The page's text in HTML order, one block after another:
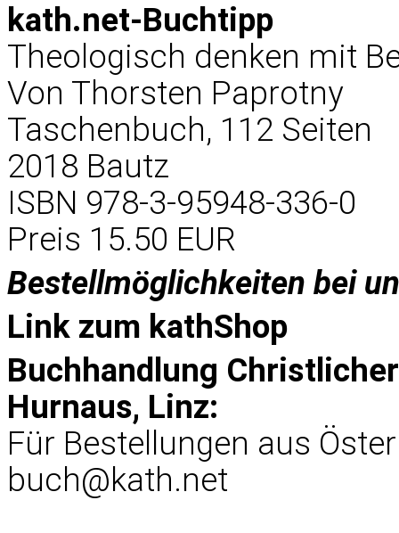
kath.net-Buchtipp
Theologisch denken mit
Von Thorsten Paprotny
Taschenbuch, 112 Seiten
2018 Bautz
ISBN 978-3-95948-336-0
Preis 15.50 EUR
Bestellmöglichkeiten bei
Link zum kathShop
Buchhandlung
Hurnaus, Linz:
Für Bestellungen aus
buch@kath.net